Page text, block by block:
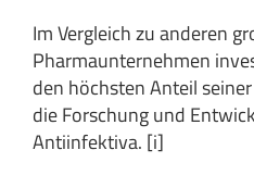
Im Vergleich zu anderen
Pharmaunternehmen
den höchsten Anteil
die Forschung und
Antiinfektiva. [i]